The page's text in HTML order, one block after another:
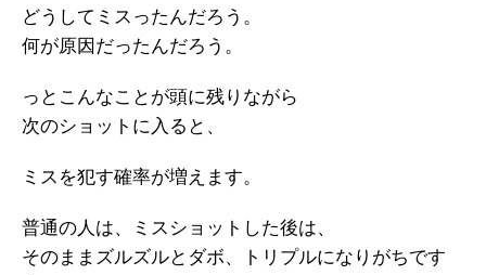
どうしてミスったんだろう。
何が原因だったんだろう。
っとこんなことが頭に残りながら
次のショットに入ると、
ミスを犯す確率が増えます。
普通の人は、ミスショットした後は、
そのままズルズルとダボ、トリプルになりがちです